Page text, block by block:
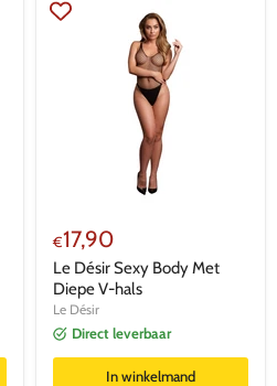
€17,90
Le Désir Sexy Body Met
Diepe V-hals
Le Désir
Direct leverbaar
In winkelmand